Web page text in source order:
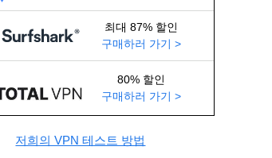
최대 87% 할인
구매하러 가기 >
80% 할인
구매하러 가기 >
저희의 VPN 테스트 방법